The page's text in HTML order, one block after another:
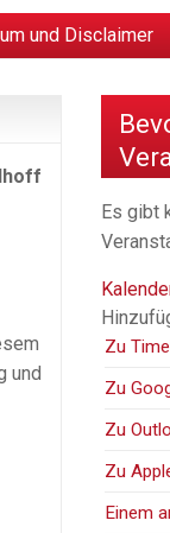
und Disclaimer
und
Es gibt
Zu
Zu
Zu
Zu
Einem